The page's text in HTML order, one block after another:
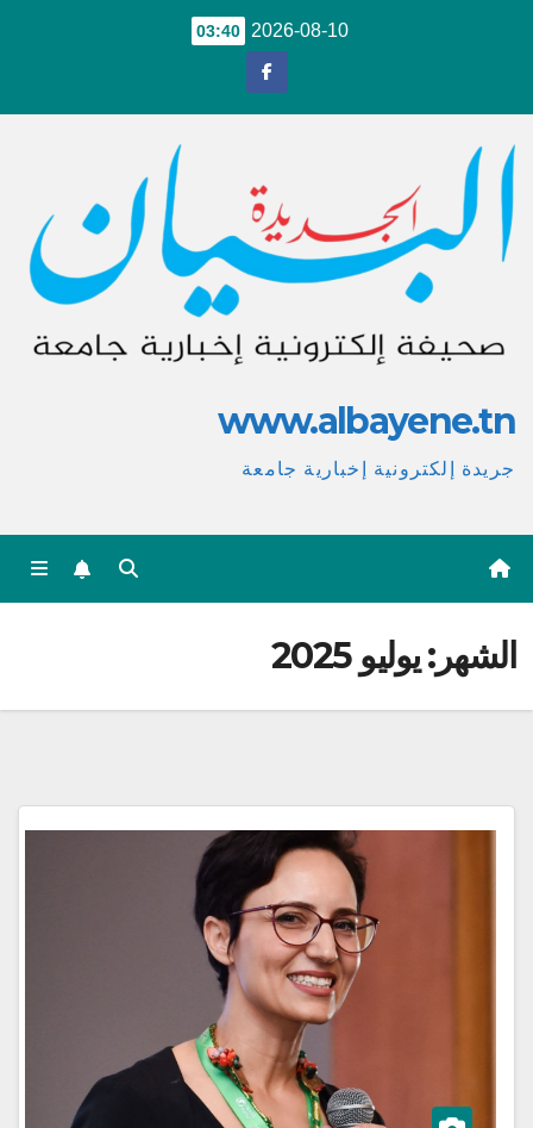
2026-08-10
03:40
www.albayene.tn
جريدة إلكترونية إخبارية جامعة
الشهر:يوليو 2025